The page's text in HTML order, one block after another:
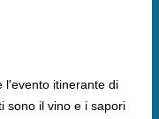
l'evento itinerante di
sono il vino e i sapori